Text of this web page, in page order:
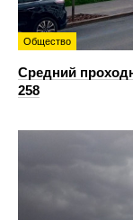
Общество
Средний
258